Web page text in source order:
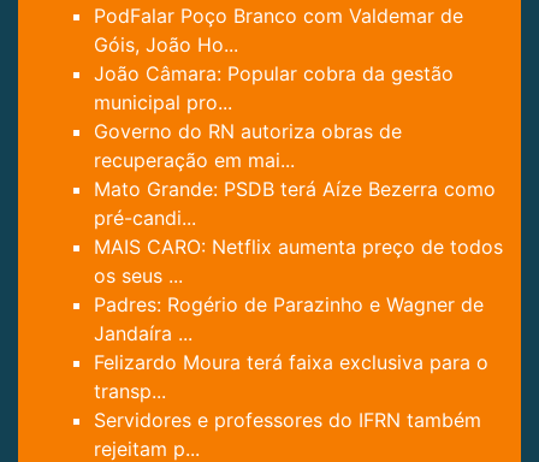
PodFalar Poço Branco com Valdemar de
Góis, João Ho...
João Câmara: Popular cobra da gestão
municipal pro...
Governo do RN autoriza obras de
recuperação em mai...
Mato Grande: PSDB terá Aíze Bezerra como
pré-candi...
MAIS CARO: Netflix aumenta preço de todos
os seus ...
Padres: Rogério de Parazinho e Wagner de
Jandaíra ...
Felizardo Moura terá faixa exclusiva para o
transp...
Servidores e professores do IFRN também
rejeitam p...